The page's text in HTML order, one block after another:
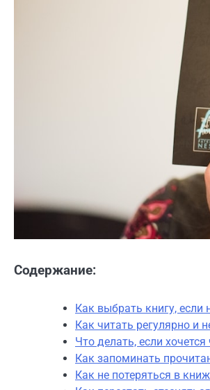
Содержание:
Как выбрать книгу, если
Как читать регулярно и
Что делать, если
Как запоминать
Как не потеряться в